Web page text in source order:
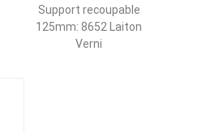
Support recoupable
125mm: 8652 Laiton
Verni